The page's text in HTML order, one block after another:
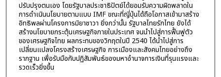
ปรับปรุงตนเอง โดยรัฐบาลประชาธิปัตย์ได้ยอมรับความผิดพลาดใน
การดำเนินนโยบายตามแบบ IMF ขณะที่ญี่ปุ่นได้ถือโอกาสเข้ามาสร้าง
อิทธิพลผ่านโครงการมิยาซาวา ยิ่งกว่านั้น รัฐบาลไทยรักไทย ยังได้
สร้างนโยบายกระตุ้นเศรษฐกิจภายในประเทศ จนนำไปสู่การฟื้นฟูตัว
ของเศรษฐกิจไทย ผลกระทบของวิกฤตในปี 2540 ได้นำไปสู่การ
เปลี่ยนแปลงโครงสร้างเศรษฐกิจ การเมืองและสังคมไทยอย่างถึง
รากฐาน เพื่อรับมือกับปฏิสัมพันธ์ของมหาอำนาจการเงินที่รุนแรงและ
รวดเร็วยิ่งขึ้น